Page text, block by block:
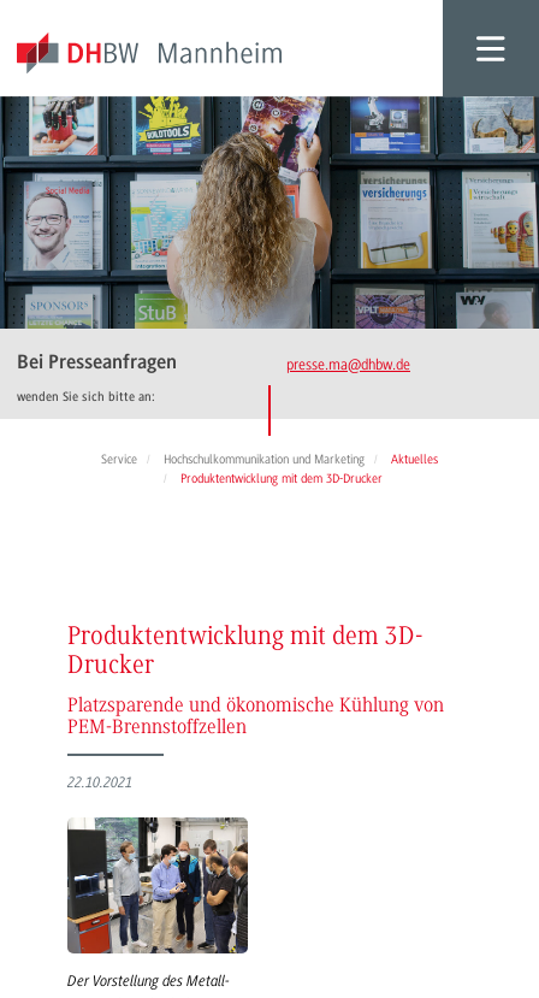
Bei Presseanfragen
wenden Sie sich bitte an:
presse.ma@dhbw.de
Service Hochschulkommunikation und Marketing
Aktuelles
Produktentwicklung mit dem 3D-Drucker
Produktentwicklung mit dem 3D-
Drucker
Platzsparende und ökonomische Kühlung von
PEM-Brennstoffzellen
22.10.2021
Der Vorstellung des Metall-